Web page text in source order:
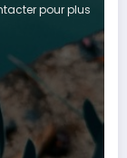
pour plus